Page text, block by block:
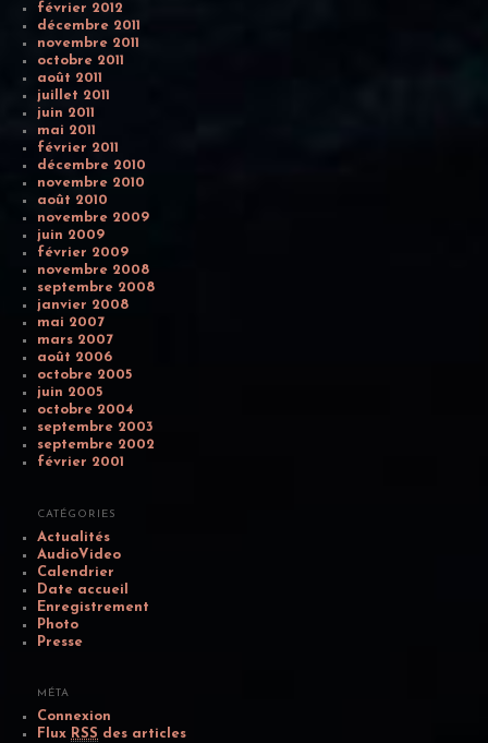
février 2012
décembre 2011
novembre 2011
octobre 2011
août 2011
juillet 2011
juin 2011
mai 2011
février 2011
décembre 2010
novembre 2010
août 2010
novembre 2009
juin 2009
février 2009
novembre 2008
septembre 2008
janvier 2008
mai 2007
mars 2007
août 2006
octobre 2005
juin 2005
octobre 2004
septembre 2003
septembre 2002
février 2001
CATÉGORIES
Actualités
AudioVideo
Calendrier
Date accueil
Enregistrement
Photo
Presse
MÉTA
Connexion
Flux RSS des articles